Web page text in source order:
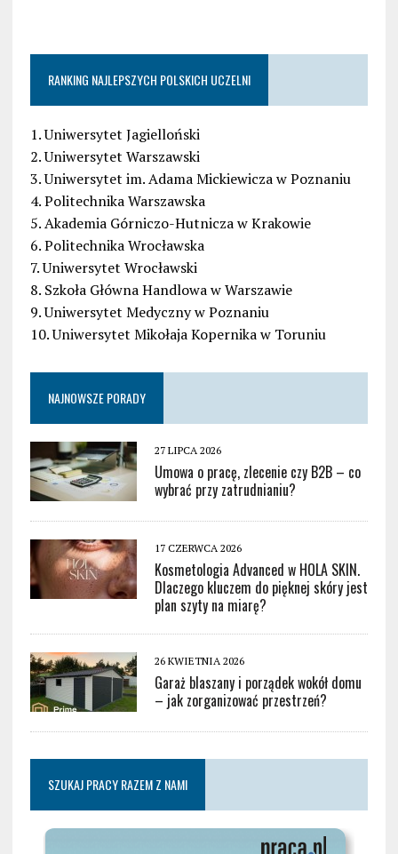
RANKING NAJLEPSZYCH POLSKICH UCZELNI
1. Uniwersytet Jagielloński
2. Uniwersytet Warszawski
3. Uniwersytet im. Adama Mickiewicza w Poznaniu
4. Politechnika Warszawska
5. Akademia Górniczo-Hutnicza w Krakowie
6. Politechnika Wrocławska
7. Uniwersytet Wrocławski
8. Szkoła Główna Handlowa w Warszawie
9. Uniwersytet Medyczny w Poznaniu
10. Uniwersytet Mikołaja Kopernika w Toruniu
NAJNOWSZE PORADY
27 LIPCA 2026
Umowa o pracę, zlecenie czy B2B – co
wybrać przy zatrudnianiu?
17 CZERWCA 2026
Kosmetologia Advanced w HOLA SKIN.
Dlaczego kluczem do pięknej skóry jest
plan szyty na miarę?
26 KWIETNIA 2026
Garaż blaszany i porządek wokół domu
– jak zorganizować przestrzeń?
SZUKAJ PRACY RAZEM Z NAMI